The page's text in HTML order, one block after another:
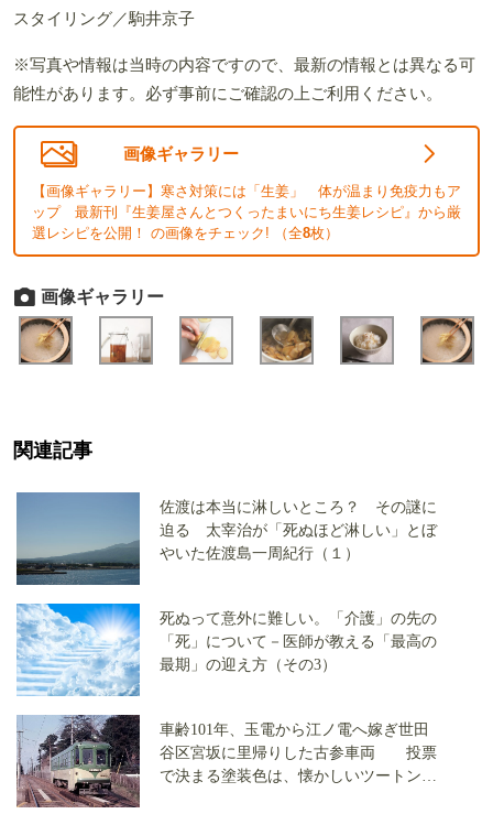
スタイリング／駒井京子
※写真や情報は当時の内容ですので、最新の情報とは異なる可
能性があります。必ず事前にご確認の上ご利用ください。
画像ギャラリー
【画像ギャラリー】寒さ対策には「生姜」 体が温まり免疫力もア
ップ 最新刊『生姜屋さんとつくったまいにち生姜レシピ』から厳
選レシピを公開！ の画像をチェック! （全8枚）
画像ギャラリー
関連記事
佐渡は本当に淋しいところ？ その謎に
迫る 太宰治が「死ぬほど淋しい」とぼ
やいた佐渡島一周紀行（１）
死ぬって意外に難しい。「介護」の先の
「死」について－医師が教える「最高の
最期」の迎え方（その3）
車齢101年、玉電から江ノ電へ嫁ぎ世田
谷区宮坂に里帰りした古参車両 投票
で決まる塗装色は、懐かしいツートンカ